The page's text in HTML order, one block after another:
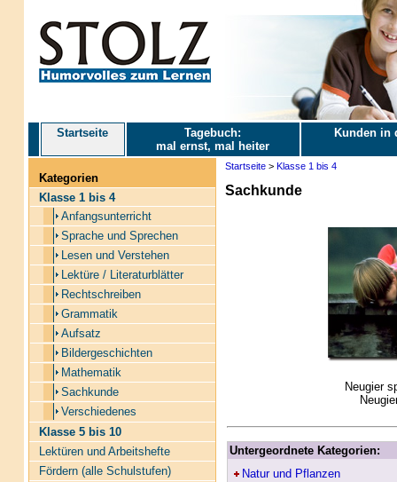
Startseite
Tagebuch:
mal ernst, mal heiter
Kunden in
Kategorien
Klasse 1 bis 4
Anfangsunterricht
Sprache und Sprechen
Lesen und Verstehen
Lektüre / Literaturblätter
Rechtschreiben
Grammatik
Aufsatz
Bildergeschichten
Mathematik
Sachkunde
Verschiedenes
Klasse 5 bis 10
Lektüren und Arbeitshefte
Fördern (alle Schulstufen)
Startseite> Klasse 1 bis 4
Sachkunde
Neugier
Untergeordnete Kategorien:
Natur und Pflanzen